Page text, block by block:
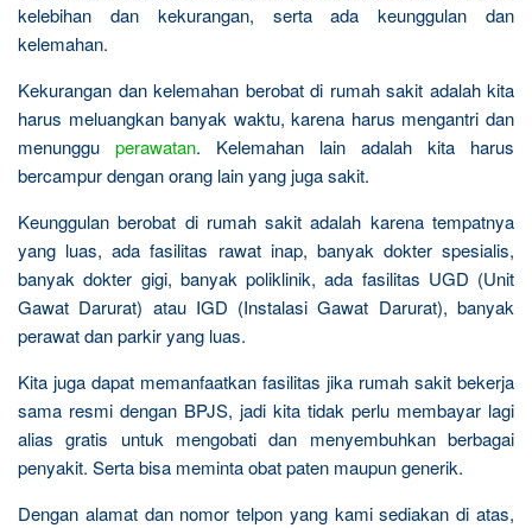
kelebihan dan kekurangan, serta ada keunggulan dan
kelemahan.
Kekurangan dan kelemahan berobat di rumah sakit adalah kita
harus meluangkan banyak waktu, karena harus mengantri dan
menunggu perawatan. Kelemahan lain adalah kita harus
bercampur dengan orang lain yang juga sakit.
Keunggulan berobat di rumah sakit adalah karena tempatnya
yang luas, ada fasilitas rawat inap, banyak dokter spesialis,
banyak dokter gigi, banyak poliklinik, ada fasilitas UGD (Unit
Gawat Darurat) atau IGD (Instalasi Gawat Darurat), banyak
perawat dan parkir yang luas.
Kita juga dapat memanfaatkan fasilitas jika rumah sakit bekerja
sama resmi dengan BPJS, jadi kita tidak perlu membayar lagi
alias gratis untuk mengobati dan menyembuhkan berbagai
penyakit. Serta bisa meminta obat paten maupun generik.
Dengan alamat dan nomor telpon yang kami sediakan di atas,